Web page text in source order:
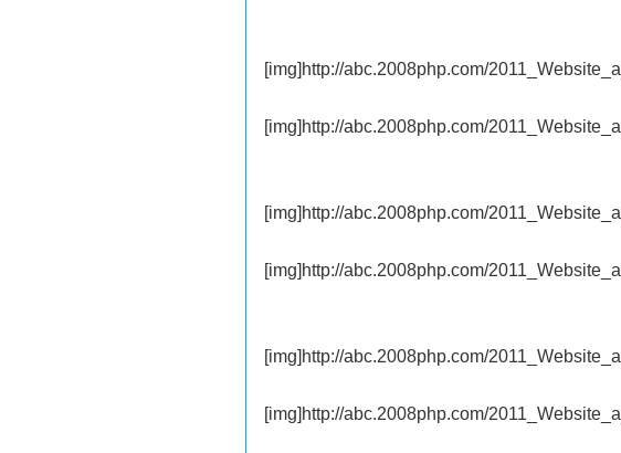
[img]http://abc.2008php.com/
[img]http://abc.2008php.com/
[img]http://abc.2008php.com/
[img]http://abc.2008php.com/
[img]http://abc.2008php.com/
[img]http://abc.2008php.com/